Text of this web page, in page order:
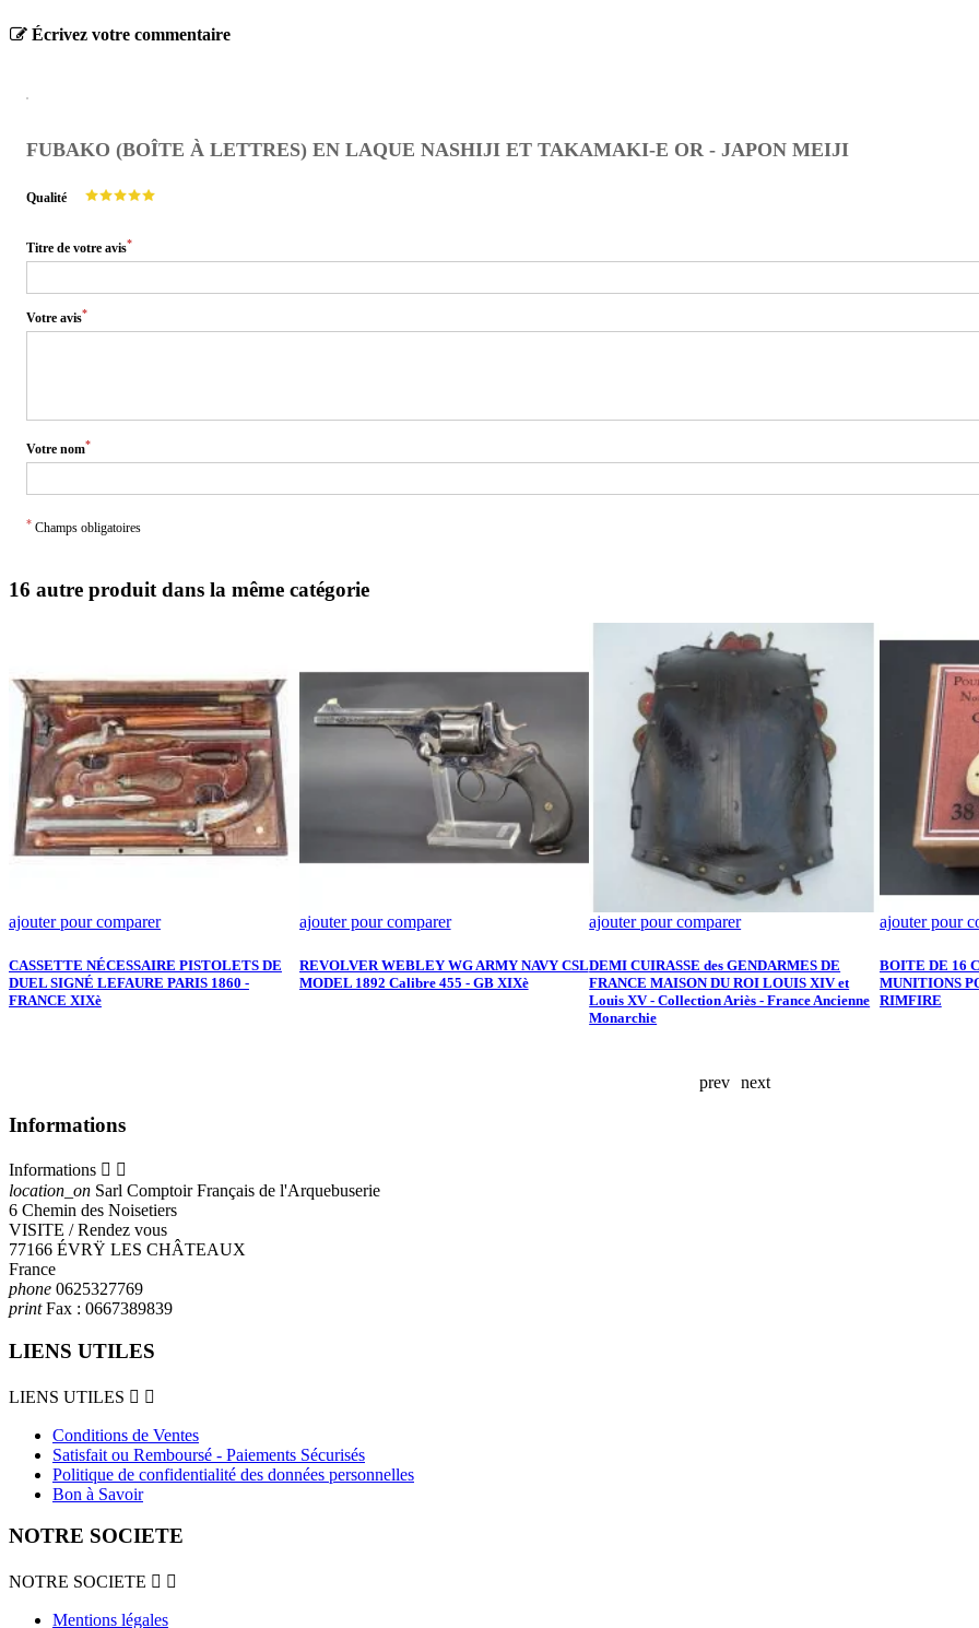
Écrivez votre commentaire
FUBAKO (BOÎTE À LETTRES) EN LAQUE NASHIJI ET TAKAMAKI-E OR - JAPON MEIJI
Qualité
Titre de votre avis*
Votre avis*
Votre nom*
* Champs obligatoires
16 autre produit dans la même catégorie
ajouter pour comparer
CASSETTE NÉCESSAIRE PISTOLETS DE
DUEL SIGNÉ LEFAURE PARIS 1860 -
FRANCE XIXè
ajouter pour comparer
REVOLVER WEBLEY WG ARMY NAVY CSL
MODEL 1892 Calibre 455 - GB XIXè
ajouter pour comparer
DEMI CUIRASSE des GENDARMES DE
FRANCE MAISON DU ROI LOUIS XIV et
Louis XV - Collection Ariès - France Ancienne
Monarchie
ajouter pour
BOITE DE 16
MUNITIONS
RIMFIRE
prev next
Informations
Informations  
location_on Sarl Comptoir Français de l'Arquebuserie
6 Chemin des Noisetiers
VISITE / Rendez vous
77166 ÉVRŸ LES CHÂTEAUX
France
phone 0625327769
printFax : 0667389839
LIENS UTILES
LIENS UTILES  
Conditions de Ventes
Satisfait ou Remboursé - Paiements Sécurisés
Politique de confidentialité des données personnelles
Bon à Savoir
NOTRE SOCIETE
NOTRE SOCIETE  
Mentions légales